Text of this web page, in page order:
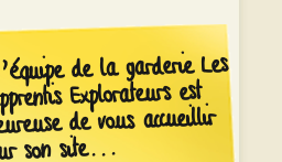
de la garderie Les
Explorateurs est
de vous accueillir
son site...